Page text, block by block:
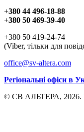
+380 44 496-18-88
+380 50 469-39-40
+380 50 419-24-74
(Viber, тільки для
office@sv-altera.com
Регіональні офіси в
© СВ АЛЬТЕРА, 2026.